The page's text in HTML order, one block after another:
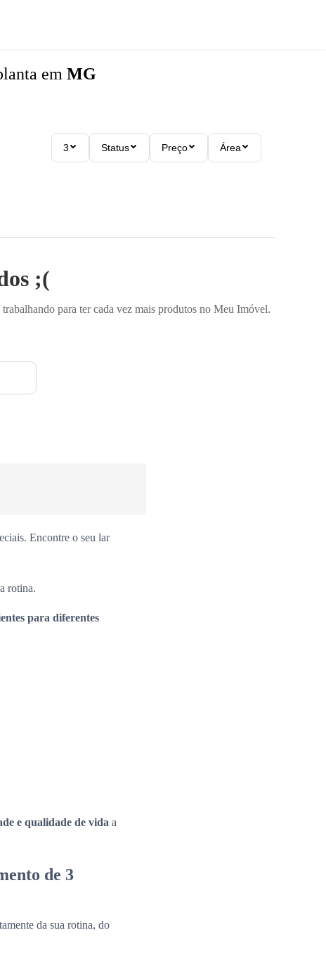
em MG
3 Status Preço Área
;(
para ter cada vez mais produtos no Meu Imóvel.
Encontre o seu lar
rotina.
para diferentes
e qualidade de vida a
de 3
da sua rotina, do